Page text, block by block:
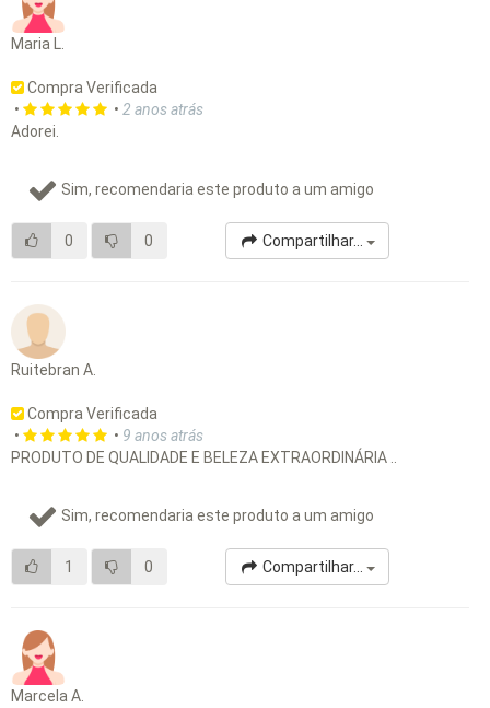
Maria L.
Compra Verificada
•
• 2 anos atrás
Adorei.
Sim, recomendaria este produto a um amigo
0 0 Compartilhar...
Ruitebran A.
Compra Verificada
•
• 9 anos atrás
PRODUTO DE QUALIDADE E BELEZA EXTRAORDINÁRIA ..
Sim, recomendaria este produto a um amigo
1 0 Compartilhar...
Marcela A.